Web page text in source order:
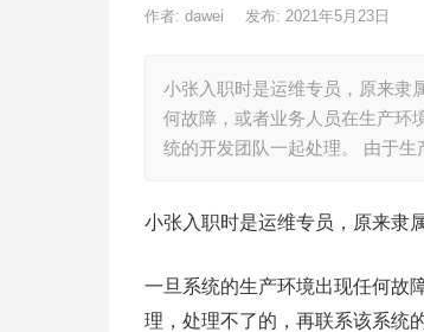
作者: dawei 发布: 2021年5月23日
小张入职时是运维专员，原来隶
何故障，或者业务人员在生产环
统的开发团队一起处理。 由于生
小张入职时是运维专员，原来隶
一旦系统的生产环境出现任何故
理，处理不了的，再联系该系统